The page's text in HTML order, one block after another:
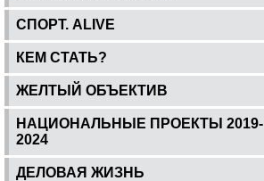
СПОРТ. ALIVE
КЕМ СТАТЬ?
ЖЕЛТЫЙ ОБЪЕКТИВ
НАЦИОНАЛЬНЫЕ ПРОЕКТЫ 2019-
2024
ДЕЛОВАЯ ЖИЗНЬ